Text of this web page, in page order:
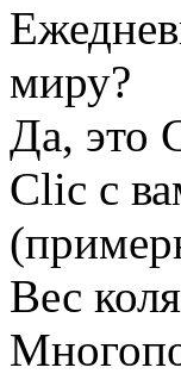
миру?
Да, это
Clic с
Вес